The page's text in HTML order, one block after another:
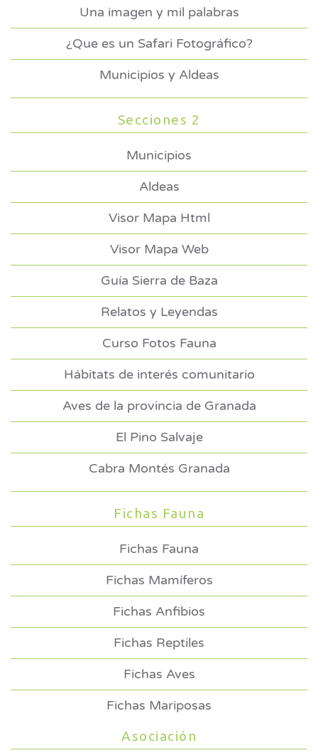
Una imagen y mil palabras
¿Que es un Safari Fotográfico?
Municipios y Aldeas
Secciones 2
Municipios
Aldeas
Visor Mapa Html
Visor Mapa Web
Guía Sierra de Baza
Relatos y Leyendas
Curso Fotos Fauna
Hábitats de interés comunitario
Aves de la provincia de Granada
El Pino Salvaje
Cabra Montés Granada
Fichas Fauna
Fichas Fauna
Fichas Mamíferos
Fichas Anfibios
Fichas Reptiles
Fichas Aves
Fichas Mariposas
Asociación